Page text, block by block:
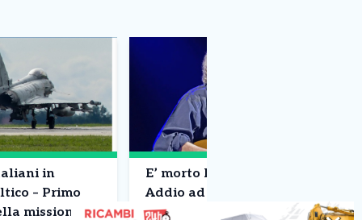
in
– Primo
missione
E’ morto Francesco Guccini –
Addio ad un pezzo di storia
della musica